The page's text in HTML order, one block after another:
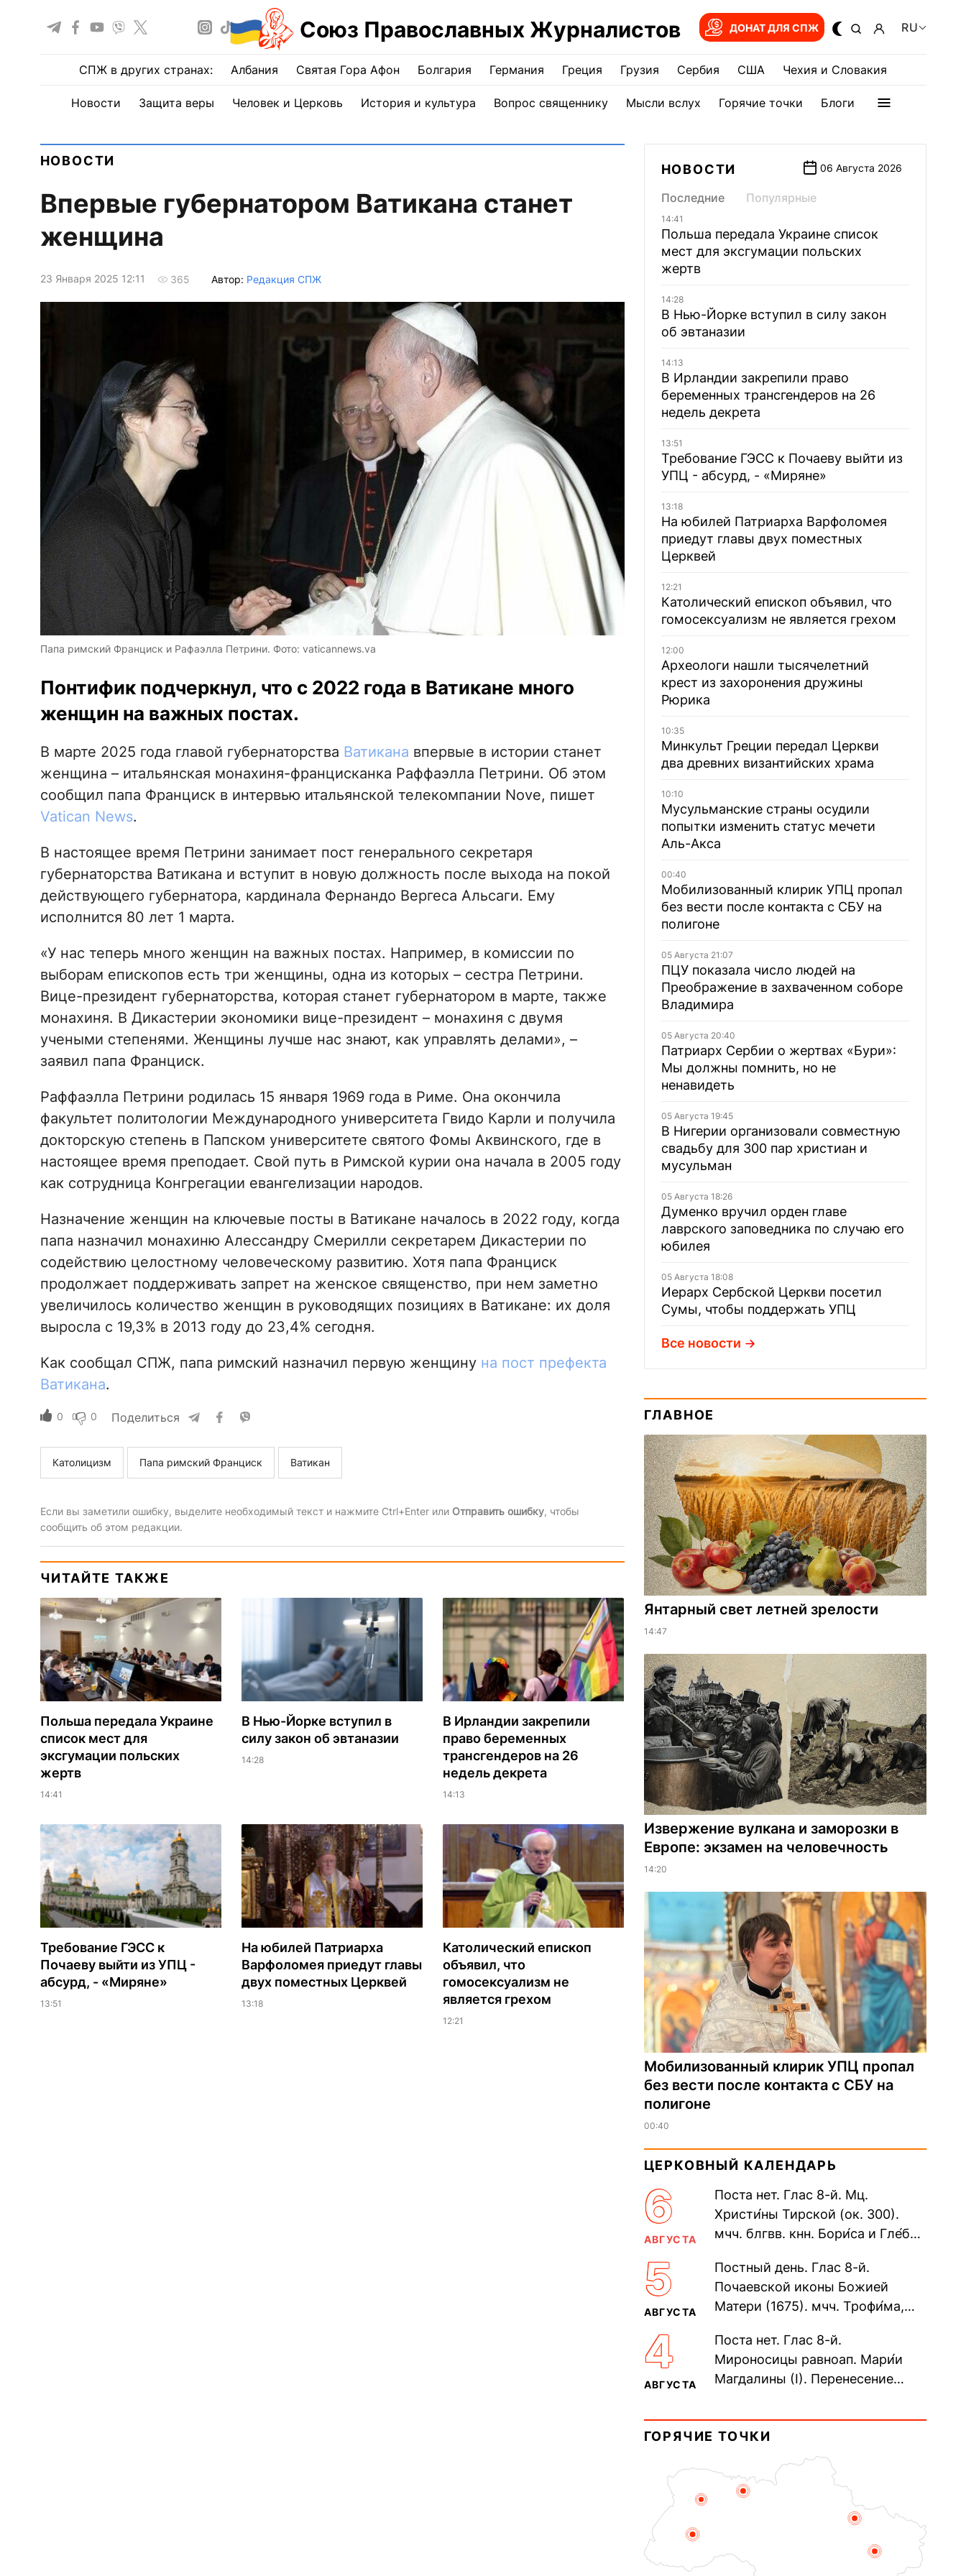
Союз Православных Журналистов ДОНАТ ДЛЯ СПЖ RU
СПЖ в других странах: Албания Святая Гора Афон Болгария Германия Греция Грузия Сербия США Чехия и Словакия
Новости Защита веры Человек и Церковь История и культура Вопрос священнику Мысли вслух Горячие точки Блоги
НОВОСТИ
Впервые губернатором Ватикана станет
женщина
23 Января 2025 12:11 365 Автор: Редакция СПЖ
Папа римский Франциск и Рафаэлла Петрини. Фото: vaticannews.va
Понтифик подчеркнул, что с 2022 года в Ватикане много
женщин на важных постах.
В марте 2025 года главой губернаторства Ватикана впервые в истории станет
женщина – итальянская монахиня-францисканка Раффаэлла Петрини. Об этом
сообщил папа Франциск в интервью итальянской телекомпании Nove, пишет
Vatican News.
В настоящее время Петрини занимает пост генерального секретаря
губернаторства Ватикана и вступит в новую должность после выхода на покой
действующего губернатора, кардинала Фернандо Вергеса Альсаги. Ему
исполнится 80 лет 1 марта.
«У нас теперь много женщин на важных постах. Например, в комиссии по
выборам епископов есть три женщины, одна из которых – сестра Петрини.
Вице-президент губернаторства, которая станет губернатором в марте, также
монахиня. В Дикастерии экономики вице-президент – монахиня с двумя
учеными степенями. Женщины лучше нас знают, как управлять делами», –
заявил папа Франциск.
Раффаэлла Петрини родилась 15 января 1969 года в Риме. Она окончила
факультет политологии Международного университета Гвидо Карли и получила
докторскую степень в Папском университете святого Фомы Аквинского, где в
настоящее время преподает. Свой путь в Римской курии она начала в 2005 году
как сотрудница Конгрегации евангелизации народов.
Назначение женщин на ключевые посты в Ватикане началось в 2022 году, когда
папа назначил монахиню Алессандру Смерилли секретарем Дикастерии по
содействию целостному человеческому развитию. Хотя папа Франциск
продолжает поддерживать запрет на женское священство, при нем заметно
увеличилось количество женщин в руководящих позициях в Ватикане: их доля
выросла с 19,3% в 2013 году до 23,4% сегодня.
Как сообщал СПЖ, папа римский назначил первую женщину на пост префекта
Ватикана.
0 0 Поделиться
Католицизм Папа римский Франциск Ватикан
Если вы заметили ошибку, выделите необходимый текст и нажмите Ctrl+Enter или Отправить ошибку, чтобы
сообщить об этом редакции.
ЧИТАЙТЕ ТАКЖЕ
Польша передала Украине
список мест для
эксгумации польских
жертв
14:41
В Нью-Йорке вступил в
силу закон об эвтаназии
14:28
В Ирландии закрепили
право беременных
трансгендеров на 26
недель декрета
14:13
Требование ГЭСС к
Почаеву выйти из УПЦ -
абсурд, - «Миряне»
13:51
На юбилей Патриарха
Варфоломея приедут главы
двух поместных Церквей
13:18
Католический епископ
объявил, что
гомосексуализм не
является грехом
12:21
НОВОСТИ 06 Августа 2026
Последние Популярные
14:41
Польша передала Украине список
мест для эксгумации польских
жертв
14:28
В Нью-Йорке вступил в силу закон
об эвтаназии
14:13
В Ирландии закрепили право
беременных трансгендеров на 26
недель декрета
13:51
Требование ГЭСС к Почаеву выйти из
УПЦ - абсурд, - «Миряне»
13:18
На юбилей Патриарха Варфоломея
приедут главы двух поместных
Церквей
12:21
Католический епископ объявил, что
гомосексуализм не является грехом
12:00
Археологи нашли тысячелетний
крест из захоронения дружины
Рюрика
10:35
Минкульт Греции передал Церкви
два древних византийских храма
10:10
Мусульманские страны осудили
попытки изменить статус мечети
Аль-Акса
00:40
Мобилизованный клирик УПЦ пропал
без вести после контакта с СБУ на
полигоне
05 Августа 21:07
ПЦУ показала число людей на
Преображение в захваченном соборе
Владимира
05 Августа 20:40
Патриарх Сербии о жертвах «Бури»:
Мы должны помнить, но не
ненавидеть
05 Августа 19:45
В Нигерии организовали совместную
свадьбу для 300 пар христиан и
мусульман
05 Августа 18:26
Думенко вручил орден главе
лаврского заповедника по случаю его
юбилея
05 Августа 18:08
Иерарх Сербской Церкви посетил
Сумы, чтобы поддержать УПЦ
Все новости
ГЛАВНОЕ
Янтарный свет летней зрелости
14:47
Извержение вулкана и заморозки в
Европе: экзамен на человечность
14:20
Мобилизованный клирик УПЦ пропал
без вести после контакта с СБУ на
полигоне
00:40
ЦЕРКОВНЫЙ КАЛЕНДАРЬ
6
АВГУСТА
Поста нет. Глас 8-й. Мц.
Христи́ны Тирской (ок. 300).
мчч. блгвв. кнн. Бори́са и Гле́ба,
Дави́да (1015). Прп....
5
АВГУСТА
Постный день. Глас 8-й.
Почаевской иконы Божией
Матери (1675). мчч. Трофи́ма,
мучеников (284–305). прав.
воина Фео́дора...
4
АВГУСТА
Поста нет. Глас 8-й.
Мироносицы равноап. Мари́и
Магдалины (I). Перенесение
Синопского (403–404). Прп.
Корни́лия...
ГОРЯЧИЕ ТОЧКИ